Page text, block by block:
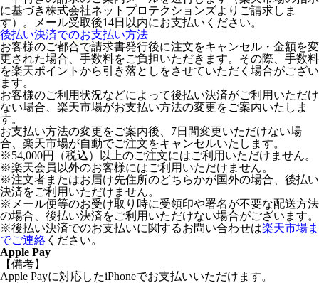
に基づき株式会社ネットプロテクションズよりご請求しま
す）。メール受取後14日以内にお支払いください。
後払い決済でのお支払い方法
お客様のご都合で請求書発行後に注文をキャンセル・金額を変
更された場合、手数料をご負担いただきます。その際、手数料
を楽天ポイントから引き落としをさせていただく場合がござい
ます。
お客様のご利用状況などによって後払い決済がご利用いただけ
ない場合、楽天市場がお支払い方法の変更をご案内いたしま
す。
お支払い方法の変更をご案内後、7日間変更いただけない場
合、楽天市場が自動でご注文をキャンセルいたします。
※54,000円（税込）以上のご注文にはご利用いただけません。
※楽天会員以外のお客様にはご利用いただけません。
※注文者またはお届け先住所のどちらかが国外の場合、後払い
決済をご利用いただけません。
※メール便等のお受け取り時に受領印や署名が不要な配送方法
の場合、後払い決済をご利用いただけない場合がございます。
※後払い決済でのお支払いに関するお問い合わせは楽天市場ま
でご連絡 ください。
Apple Pay
【備考】
Apple Payに対応したiPhoneでお支払いいただけます。